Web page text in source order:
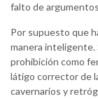
falto de
Por supuesto que
manera inteligente.
prohibición como
látigo corrector de
cavernarios y